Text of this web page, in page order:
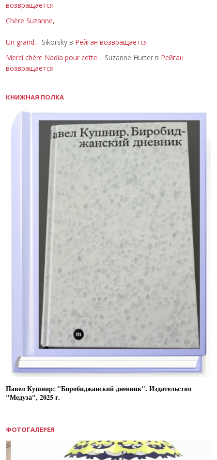
возвращается
Chère Suzanne,
Un grand… Sikorsky в Рейган возвращается
Merci chère Nadia pour cette… Suzanne Hurter в Рейган
возвращается
КНИЖНАЯ ПОЛКА
Павел Кушнир: "Биробиджанский дневник". Издательство
"Медуза", 2025 г.
ФОТОГАЛЕРЕЯ